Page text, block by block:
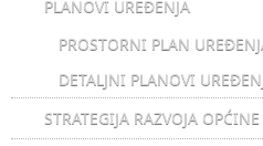
PLANOVI UREĐENJA
PROSTORNI PLAN
DETALJNI PLANOVI
STRATEGIJA RAZVOJA